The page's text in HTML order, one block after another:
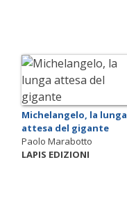
Michelangelo, la lunga
attesa del gigante
Paolo Marabotto
LAPIS EDIZIONI